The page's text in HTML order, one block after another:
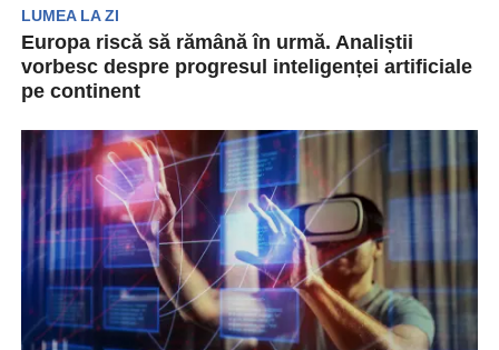
LUMEA LA ZI
Europa riscă să rămână în urmă. Analiștii
vorbesc despre progresul inteligenței artificiale
pe continent
capacitatea cu 22% în acest an. Cu toate
acestea,...